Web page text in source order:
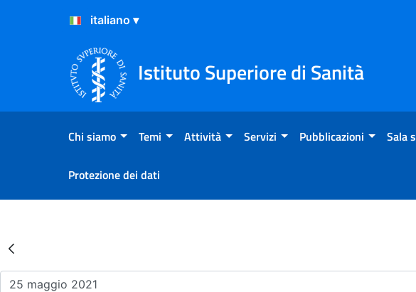
Salta al Contenuto
Salta al Footer
Istituto Superiore di Sanità
Chi siamo Temi Attività Servizi Pubblicazioni Sala
Protezione dei dati
Risultati della Ricerca - Eventi